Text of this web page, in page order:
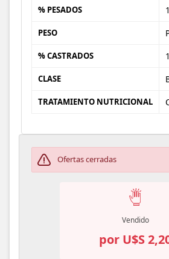
% PESADOS
PESO
% CASTRADOS 1
CLASE
TRATAMIENTO NUTRICIONAL
Ofertas cerradas
Vendido
por U$S